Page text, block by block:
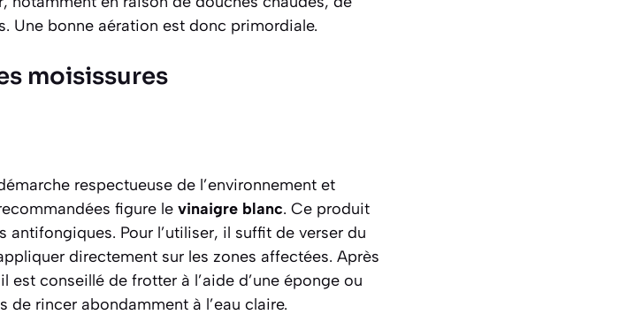
Une bonne aération est donc primordiale.
moisissures
respectueuse de l’environnement et
figure le vinaigre blanc. Ce produit
Pour l’utiliser, il suffit de verser du
directement sur les zones affectées. Après
conseillé de frotter à l’aide d’une éponge ou
de rincer abondamment à l’eau claire.